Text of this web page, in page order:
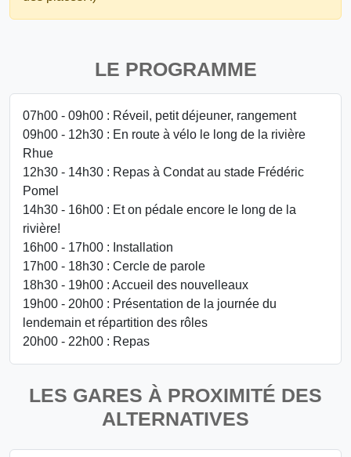
LE PROGRAMME
07h00 - 09h00 : Réveil, petit déjeuner, rangement
09h00 - 12h30 : En route à vélo le long de la rivière
Rhue
12h30 - 14h30 : Repas à Condat au stade Frédéric
Pomel
14h30 - 16h00 : Et on pédale encore le long de la
rivière!
16h00 - 17h00 : Installation
17h00 - 18h30 : Cercle de parole
18h30 - 19h00 : Accueil des nouvelleaux
19h00 - 20h00 : Présentation de la journée du
lendemain et répartition des rôles
20h00 - 22h00 : Repas
LES GARES À PROXIMITÉ DES
ALTERNATIVES